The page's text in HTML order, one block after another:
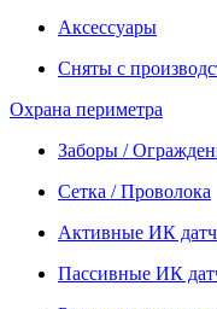
Аксессуары
Сняты с
Охрана периметра
Заборы /
Сетка / Проволока
Активные ИК
Пассивные ИК